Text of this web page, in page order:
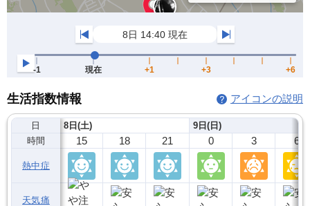
生活指数情報 アイコンの説明
日
時間
熱中症
天気痛
8日(土)
15 18 21
9日(日)
0 3 6